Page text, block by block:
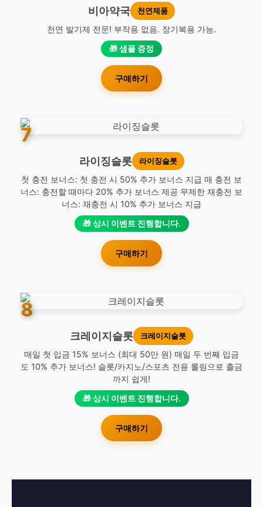
비아약국 천연제품
천연 발기제 전문! 부작용 없음. 장기복용 가능.
🎁 샘플 증정
구매하기
7
라이징슬롯 라이징슬롯
첫 충전 보너스: 첫 충전 시 50% 추가 보너스 지급 매 충전 보
너스: 충전할 때마다 20% 추가 보너스 제공 무제한 재충전 보
너스: 재충전 시 10% 추가 보너스 지급
🎁 상시 이벤트 진행합니다.
구매하기
8
크레이지슬롯 크레이지슬롯
매일 첫 입금 15% 보너스 (최대 50만 원) 매일 두 번째 입금
도 10% 추가 보너스! 슬롯/카지노/스포츠 전용 롤링으로 출금
까지 쉽게!
🎁 상시 이벤트 진행합니다.
구매하기